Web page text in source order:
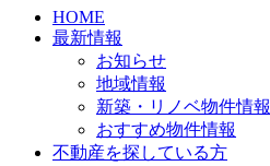
HOME
最新情報
お知らせ
地域情報
新築・リノベ物件情報
おすすめ物件情報
不動産を探している方